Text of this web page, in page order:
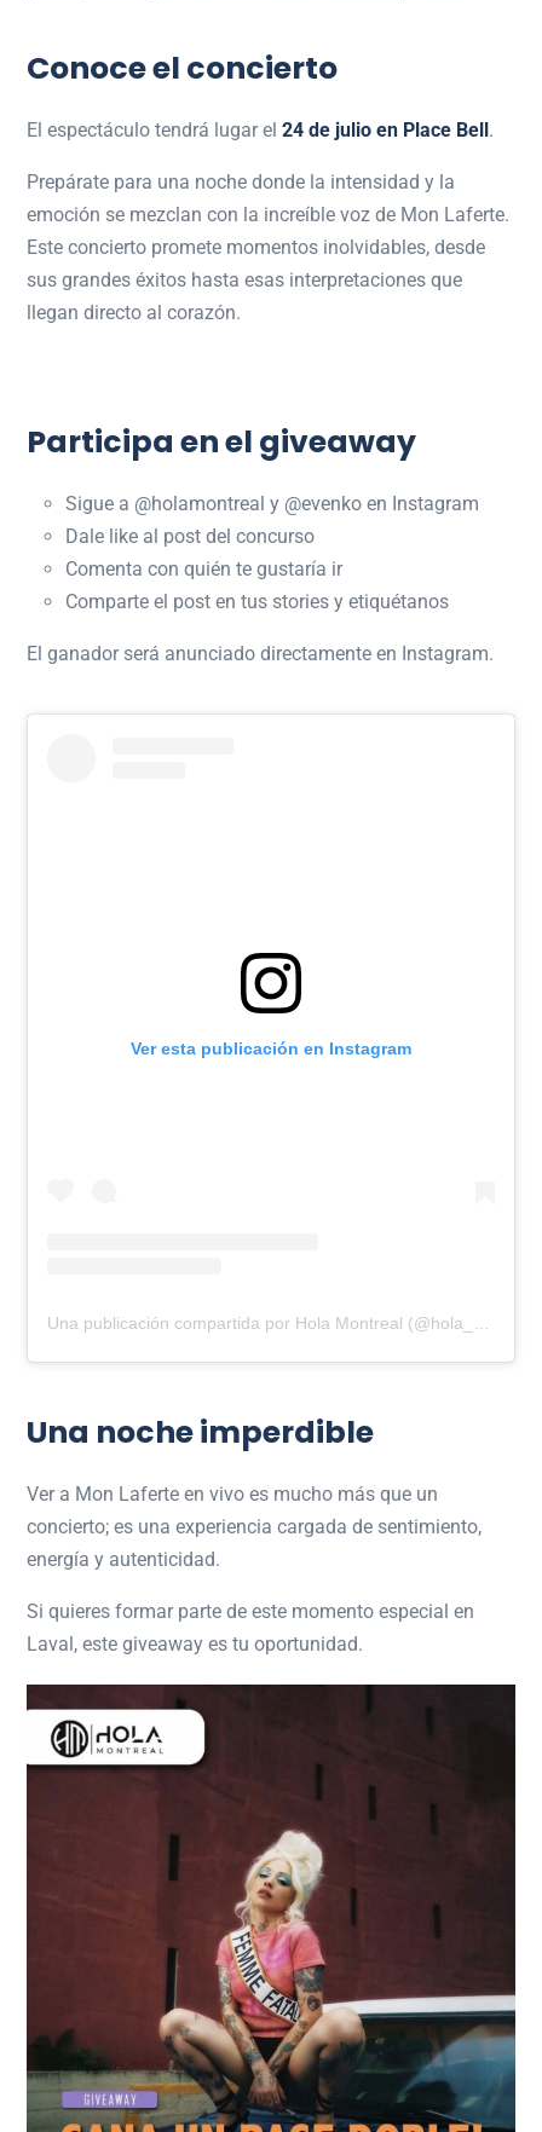
Conoce el concierto
El espectáculo tendrá lugar el 24 de julio en Place Bell.
Prepárate para una noche donde la intensidad y la
emoción se mezclan con la increíble voz de Mon Laferte.
Este concierto promete momentos inolvidables, desde
sus grandes éxitos hasta esas interpretaciones que
llegan directo al corazón.
Participa en el giveaway
Sigue a @holamontreal y @evenko en Instagram
Dale like al post del concurso
Comenta con quién te gustaría ir
Comparte el post en tus stories y etiquétanos
El ganador será anunciado directamente en Instagram.
Ver esta publicación en Instagram
Una noche imperdible
Ver a Mon Laferte en vivo es mucho más que un
concierto; es una experiencia cargada de sentimiento,
energía y autenticidad.
Si quieres formar parte de este momento especial en
Laval, este giveaway es tu oportunidad.